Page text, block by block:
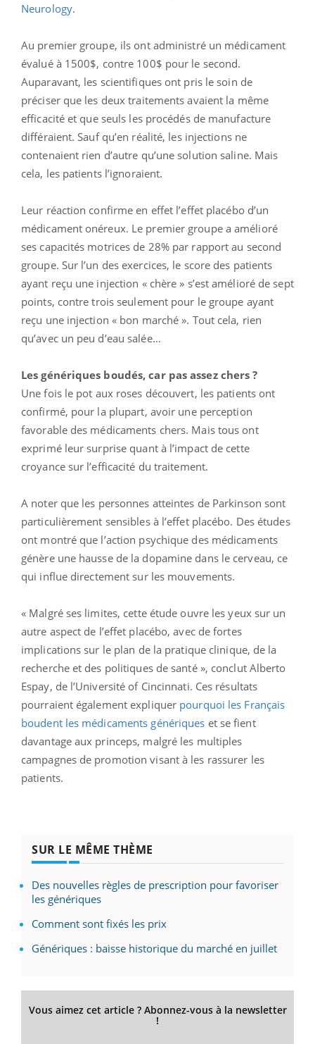
Neurology.
Au premier groupe, ils ont administré un médicament
évalué à 1500$, contre 100$ pour le second.
Auparavant, les scientifiques ont pris le soin de
préciser que les deux traitements avaient la même
efficacité et que seuls les procédés de manufacture
différaient. Sauf qu’en réalité, les injections ne
contenaient rien d’autre qu’une solution saline. Mais
cela, les patients l’ignoraient.
Leur réaction confirme en effet l’effet placébo d’un
médicament onéreux. Le premier groupe a amélioré
ses capacités motrices de 28% par rapport au second
groupe. Sur l’un des exercices, le score des patients
ayant reçu une injection « chère » s’est amélioré de sept
points, contre trois seulement pour le groupe ayant
reçu une injection « bon marché ». Tout cela, rien
qu’avec un peu d’eau salée…
Les génériques boudés, car pas assez chers ?
Une fois le pot aux roses découvert, les patients ont
confirmé, pour la plupart, avoir une perception
favorable des médicaments chers. Mais tous ont
exprimé leur surprise quant à l’impact de cette
croyance sur l’efficacité du traitement.
A noter que les personnes atteintes de Parkinson sont
particulièrement sensibles à l’effet placébo. Des études
ont montré que l’action psychique des médicaments
génère une hausse de la dopamine dans le cerveau, ce
qui influe directement sur les mouvements.
« Malgré ses limites, cette étude ouvre les yeux sur un
autre aspect de l’effet placébo, avec de fortes
implications sur le plan de la pratique clinique, de la
recherche et des politiques de santé », conclut Alberto
Espay, de l’Université of Cincinnati. Ces résultats
pourraient également expliquer pourquoi les Français
boudent les médicaments génériques et se fient
davantage aux princeps, malgré les multiples
campagnes de promotion visant à les rassurer les
patients.
SUR LE MÊME THÈME
Des nouvelles règles de prescription pour favoriser
les génériques
Comment sont fixés les prix
Génériques : baisse historique du marché en juillet
Vous aimez cet article ? Abonnez-vous à la newsletter
!